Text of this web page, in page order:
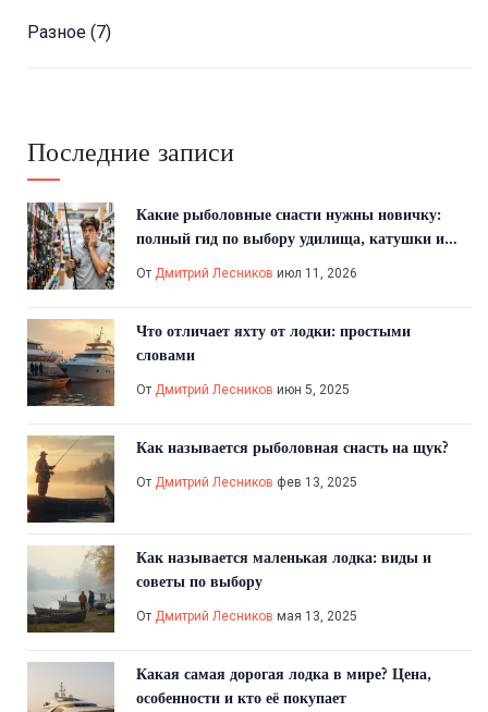
Разное (7)
Последние записи
Какие рыболовные снасти нужны новичку:
полный гид по выбору удилища, катушки и
От Дмитрий Лесников июл 11, 2026
Что отличает яхту от лодки: простыми
словами
От Дмитрий Лесников июн 5, 2025
Как называется рыболовная снасть на щук?
От Дмитрий Лесников фев 13, 2025
Как называется маленькая лодка: виды и
советы по выбору
От Дмитрий Лесников мая 13, 2025
Какая самая дорогая лодка в мире? Цена,
особенности и кто её покупает